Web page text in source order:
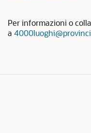
Per informazioni o
a